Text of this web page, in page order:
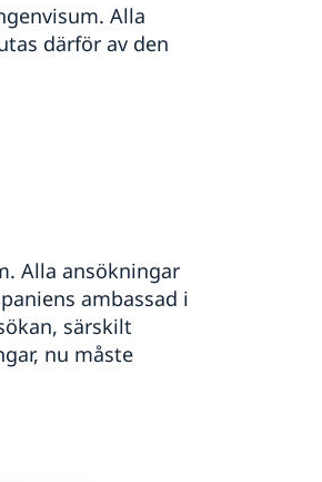
Alla
därför av den
Alla ansökningar
ambassad i
särskilt
nu måste